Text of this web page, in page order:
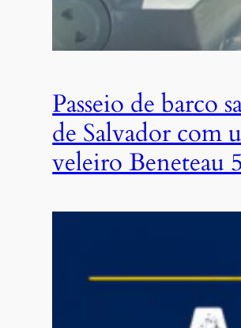
Passeio de barco
de Salvador com
veleiro Beneteau